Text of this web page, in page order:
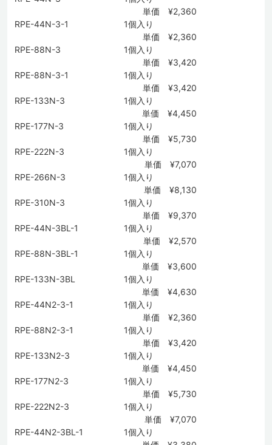
単価 ¥2,360
RPE-44N-3-1
1個入り
単価 ¥2,360
RPE-88N-3
1個入り
単価 ¥3,420
RPE-88N-3-1
1個入り
単価 ¥3,420
RPE-133N-3
1個入り
単価 ¥4,450
RPE-177N-3
1個入り
単価 ¥5,730
RPE-222N-3
1個入り
単価 ¥7,070
RPE-266N-3
1個入り
単価 ¥8,130
RPE-310N-3
1個入り
単価 ¥9,370
RPE-44N-3BL-1
1個入り
単価 ¥2,570
RPE-88N-3BL-1
1個入り
単価 ¥3,600
RPE-133N-3BL
1個入り
単価 ¥4,630
RPE-44N2-3-1
1個入り
単価 ¥2,360
RPE-88N2-3-1
1個入り
単価 ¥3,420
RPE-133N2-3
1個入り
単価 ¥4,450
RPE-177N2-3
1個入り
単価 ¥5,730
RPE-222N2-3
1個入り
単価 ¥7,070
RPE-44N2-3BL-1
1個入り